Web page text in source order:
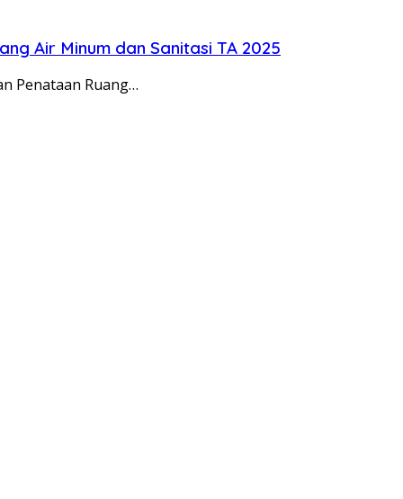
Air Minum dan Sanitasi TA 2025
Penataan Ruang…